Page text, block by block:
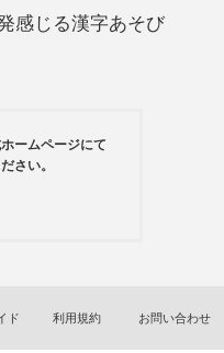
感じる漢字あそび
ームページにて
さい。
ド 利用規約 お問い合わせ